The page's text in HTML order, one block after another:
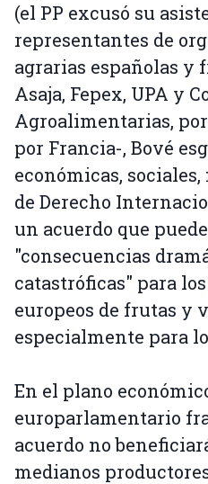
(el PP excusó su
representantes de
agrarias españolas y
Asaja, Fepex, UPA y
Agroalimentarias, por
por Francia-, Bové
económicas,
de Derecho
un acuerdo que
"consecuencias
catastróficas" para
europeos de frutas y
especialmente para
En el plano
europarlamentario
acuerdo no
medianos